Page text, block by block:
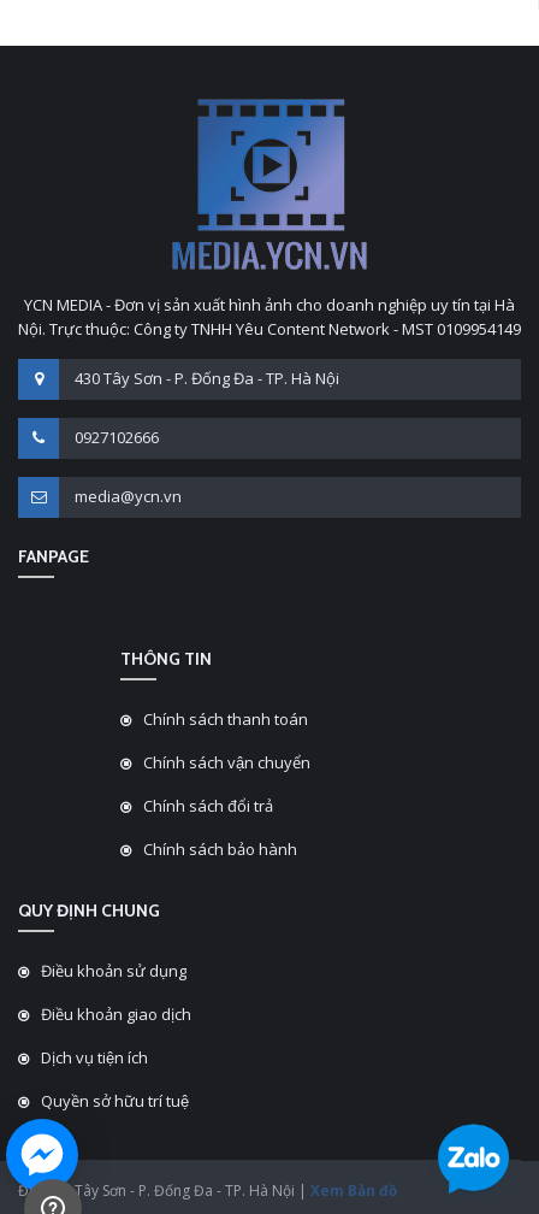
YCN MEDIA - Đơn vị sản xuất hình ảnh cho doanh nghiệp uy tín tại Hà
Nội. Trực thuộc: Công ty TNHH Yêu Content Network - MST 0109954149
430 Tây Sơn - P. Đống Đa - TP. Hà Nội
0927102666
media@ycn.vn
FANPAGE
THÔNG TIN
Chính sách thanh toán
Chính sách vận chuyển
Chính sách đổi trả
Chính sách bảo hành
QUY ĐỊNH CHUNG
Điều khoản sử dụng
Điều khoản giao dịch
Dịch vụ tiện ích
Quyền sở hữu trí tuệ
ĐC: 430 Tây Sơn - P. Đống Đa - TP. Hà Nội | Xem Bản đồ